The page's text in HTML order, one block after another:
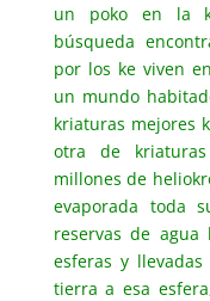
un poko en la
búsqueda
por los ke viven
un mundo
kriaturas mejores
otra de
millones de
evaporada toda
reservas de
esferas y
tierra a esa